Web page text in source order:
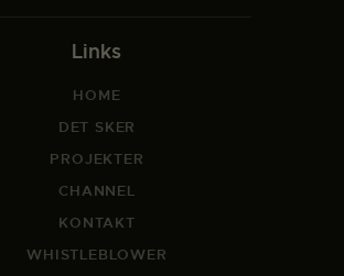
Links
HOME
DET SKER
PROJEKTER
CHANNEL
KONTAKT
WHISTLEBLOWER